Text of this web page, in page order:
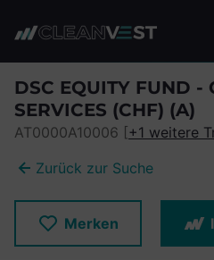
DSC EQUITY FUND -
SERVICES (CHF) (A)
AT0000A10006 [+1 weitere
Zurück zur Suche
Merken